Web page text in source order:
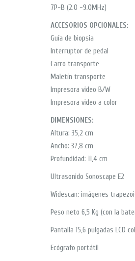
7P-B (2.0 -9.0MHz)
ACCESORIOS OPCIONALES:
Guía de biopsia
Interruptor de pedal
Carro transporte
Maletín transporte
Impresora video B/W
Impresora video a color
DIMENSIONES:
Altura: 35,2 cm
Ancho: 37,8 cm
Profundidad: 11,4 cm
Ultrasonido Sonoscape E2
Widescan: imágenes
Peso neto 6,5 Kg (con la
Pantalla 15,6 pulgadas LCD
Ecógrafo portátil